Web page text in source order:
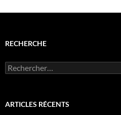
RECHERCHE
Rechercher :
ARTICLES RÉCENTS